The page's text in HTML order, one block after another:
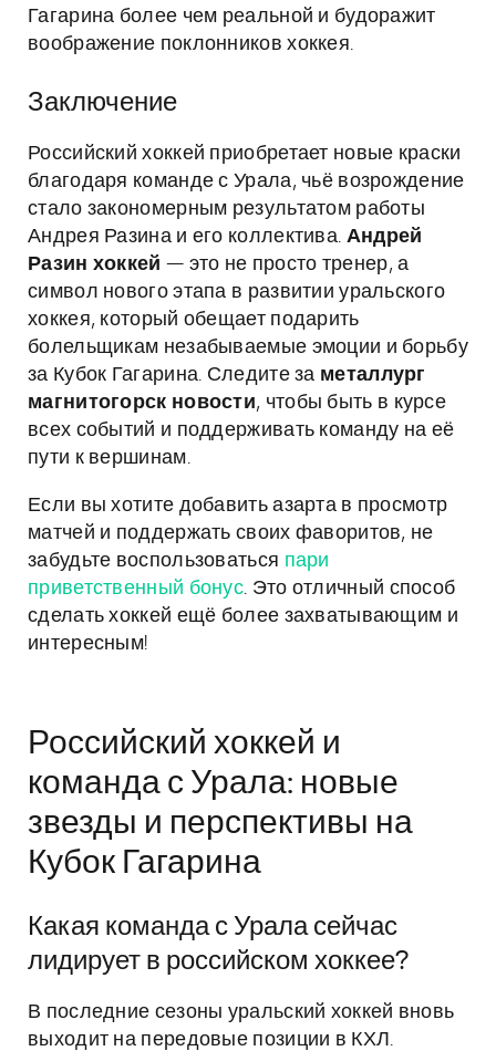
Гагарина более чем реальной и будоражит
воображение поклонников хоккея.
Заключение
Российский хоккей приобретает новые краски
благодаря команде с Урала, чьё возрождение
стало закономерным результатом работы
Андрея Разина и его коллектива. Андрей
Разин хоккей — это не просто тренер, а
символ нового этапа в развитии уральского
хоккея, который обещает подарить
болельщикам незабываемые эмоции и борьбу
за Кубок Гагарина. Следите за металлург
магнитогорск новости, чтобы быть в курсе
всех событий и поддерживать команду на её
пути к вершинам.
Если вы хотите добавить азарта в просмотр
матчей и поддержать своих фаворитов, не
забудьте воспользоваться пари
приветственный бонус. Это отличный способ
сделать хоккей ещё более захватывающим и
интересным!
Российский хоккей и
команда с Урала: новые
звезды и перспективы на
Кубок Гагарина
Какая команда с Урала сейчас
лидирует в российском хоккее?
В последние сезоны уральский хоккей вновь
выходит на передовые позиции в КХЛ.